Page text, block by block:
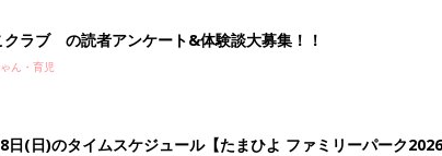
クラブ の読者アンケート&体験談大募集！！
ん・育児
日(日)のタイムスケジュール【たまひよ ファミリーパーク2026